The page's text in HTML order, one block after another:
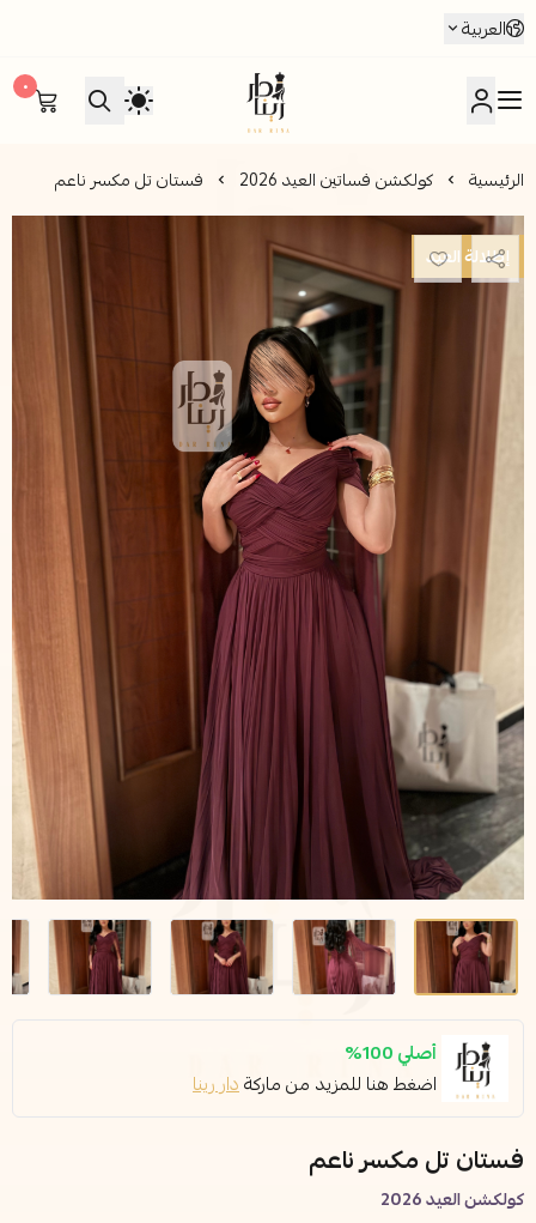
العربية
متجر دار رينا للأزياء
٠
الرئيسية كولكشن فساتين العيد 2026 فستان تل مكسر ناعم
إطلالة العيد
أصلي 100%
اضغط هنا للمزيد من ماركةدار رينا
فستان تل مكسر ناعم
كولكشن العيد 2026